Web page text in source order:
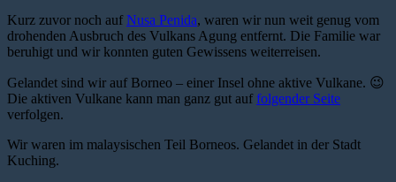
Kurz zuvor noch auf Nusa Penida, waren wir nun weit genug vom
drohenden Ausbruch des Vulkans Agung entfernt. Die Familie war
beruhigt und wir konnten guten Gewissens weiterreisen.
Gelandet sind wir auf Borneo – einer Insel ohne aktive Vulkane. 😉
Die aktiven Vulkane kann man ganz gut auf folgender Seite
verfolgen.
Wir waren im malaysischen Teil Borneos. Gelandet in der Stadt
Kuching.